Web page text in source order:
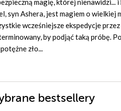
magię, której nienawidzi...
syn Ashera, jest magiem o wielkiej
wcześniejsze ekspedycje
by podjąć taką próbę.
zło...
bestsellery